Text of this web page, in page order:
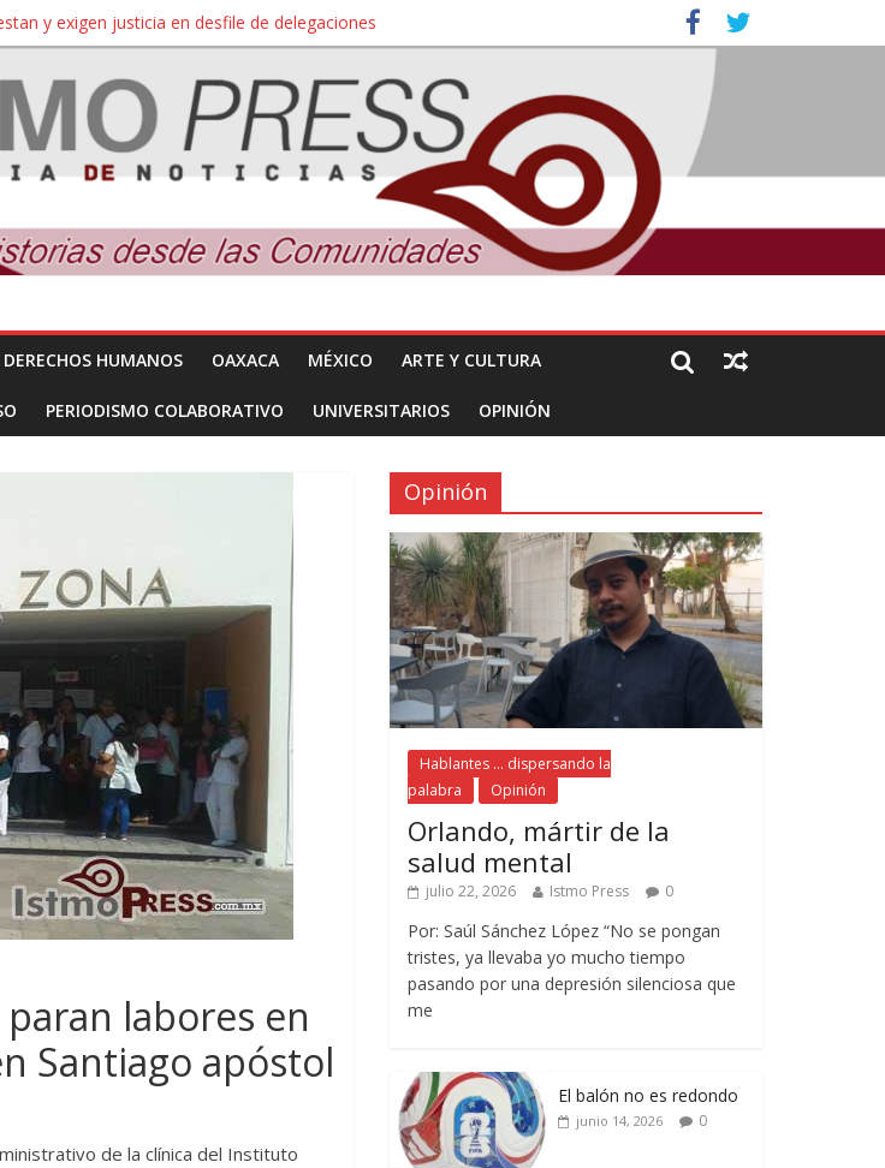
y exigen justicia en desfile de delegaciones
para construir un parque eólico
pétreo de gravera Oyamel
pescadores de Salinas del Marqués denuncian daños de Pemex
DERECHOS HUMANOS OAXACA MÉXICO ARTE Y CULTURA
PERIODISMO COLABORATIVO UNIVERSITARIOS OPINIÓN
paran labores en
Santiago apóstol
de la clínica del Instituto
Opinión
Hablantes ... dispersando la
palabra
Opinión
Orlando, mártir de la
salud mental
julio 22, 2026 Istmo Press 0
Por: Saúl Sánchez López “No se pongan
tristes, ya llevaba yo mucho tiempo
pasando por una depresión silenciosa que
me
El balón no es redondo
junio 14, 2026 0